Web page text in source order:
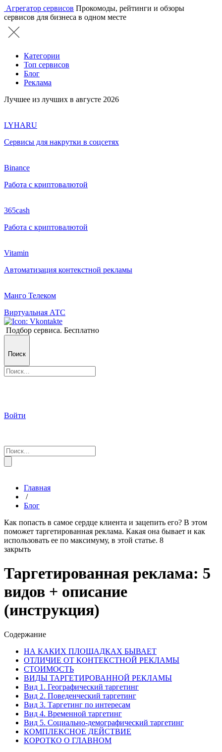
Агрегатор сервисов Прокомоды, рейтинги и обзоры
сервисов для бизнеса в одном месте
Категории
Топ сервисов
Блог
Реклама
Лучшее из лучших в августе 2026
LYHARU
Сервисы для накрутки в соцсетях
Binance
Работа с криптовалютой
365cash
Работа с криптовалютой
Vitamin
Автоматизация контекстной рекламы
Манго Телеком
Виртуальная АТС
Подбор сервиса. Бесплатно
Поиск
Войти
Главная
/
Блог
Как попасть в самое сердце клиента и зацепить его? В этом
поможет таргетированная реклама. Какая она бывает и как
использовать ее по максимуму, в этой статье. 8
закрыть
Таргетированная реклама: 5
видов + описание
(инструкция)
Содержание
НА КАКИХ ПЛОЩАДКАХ БЫВАЕТ
ОТЛИЧИЕ ОТ КОНТЕКСТНОЙ РЕКЛАМЫ
СТОИМОСТЬ
ВИДЫ ТАРГЕТИРОВАННОЙ РЕКЛАМЫ
Вид 1. Географический таргетинг
Вид 2. Поведенческий таргетинг
Вид 3. Таргетинг по интересам
Вид 4. Временной таргетинг
Вид 5. Социально-демографический таргетинг
КОМПЛЕКСНОЕ ДЕЙСТВИЕ
КОРОТКО О ГЛАВНОМ